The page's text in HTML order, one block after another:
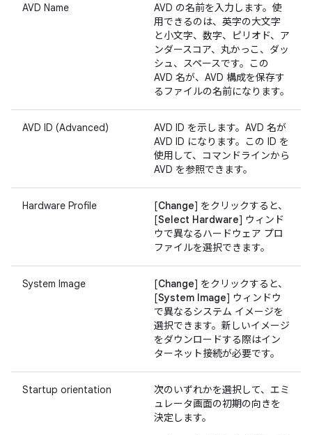
AVD Name
AVD の名前を入力します。使
用できるのは、英字の大文字
と小文字、数字、ピリオド、ア
ンダースコア、丸かっこ、ダッ
シュ、スペースです。この
AVD 名が、AVD 構成を保存す
るファイルの名前になります。
AVD ID (Advanced)
AVD ID を示します。AVD 名が
AVD ID になります。この ID を
使用して、コマンドラインから
AVD を参照できます。
Hardware Profile [Change] をクリックすると、
[Select Hardware] ウィンド
ウで異なるハードウェア プロ
ファイルを選択できます。
System Image [Change] をクリックすると、
[System Image] ウィンドウ
で異なるシステム イメージを
選択できます。新しいイメージ
をダウンロードする際はイン
ターネット接続が必要です。
Startup orientation
次のいずれかを選択して、エミ
ュレータ画面の初期の向きを
決定します。